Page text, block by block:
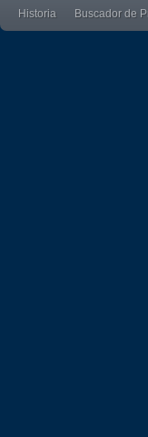
Historia Buscador de